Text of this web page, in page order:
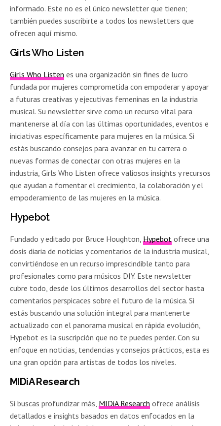
informado. Este no es el único newsletter que tienen;
también puedes suscribirte a todos los newsletters que
ofrecen aquí mismo.
Girls Who Listen
Girls Who Listen es una organización sin fines de lucro
fundada por mujeres comprometida con empoderar y apoyar
a futuras creativas y ejecutivas femeninas en la industria
musical. Su newsletter sirve como un recurso vital para
mantenerse al día con las últimas oportunidades, eventos e
iniciativas específicamente para mujeres en la música. Si
estás buscando consejos para avanzar en tu carrera o
nuevas formas de conectar con otras mujeres en la
industria, Girls Who Listen ofrece valiosos insights y recursos
que ayudan a fomentar el crecimiento, la colaboración y el
empoderamiento de las mujeres en la música.
Hypebot
Fundado y editado por Bruce Houghton,Hypebot ofrece una
dosis diaria de noticias y comentarios de la industria musical,
convirtiéndose en un recurso imprescindible tanto para
profesionales como para músicos DIY. Este newsletter
cubre todo, desde los últimos desarrollos del sector hasta
comentarios perspicaces sobre el futuro de la música. Si
estás buscando una solución integral para mantenerte
actualizado con el panorama musical en rápida evolución,
Hypebot es la suscripción que no te puedes perder. Con su
enfoque en noticias, tendencias y consejos prácticos, esta es
una gran opción para artistas de todos los niveles.
MIDiA Research
Si buscas profundizar más,MIDiA Research ofrece análisis
detallados e insights basados en datos enfocados en la